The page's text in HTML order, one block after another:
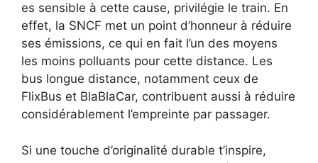
es sensible à cette cause, privilégie le train. En
effet, la SNCF met un point d’honneur à réduire
ses émissions, ce qui en fait l’un des moyens
les moins polluants pour cette distance. Les
bus longue distance, notamment ceux de
FlixBus et BlaBlaCar, contribuent aussi à réduire
considérablement l’empreinte par passager.
Si une touche d’originalité durable t’inspire,